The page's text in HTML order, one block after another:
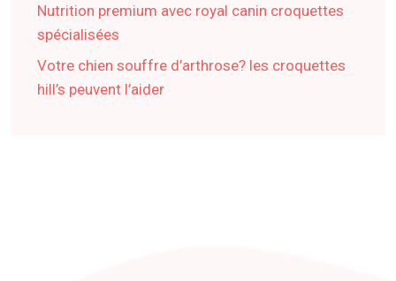
Nutrition premium avec royal canin croquettes
spécialisées
Votre chien souffre d’arthrose? les croquettes
hill’s peuvent l’aider